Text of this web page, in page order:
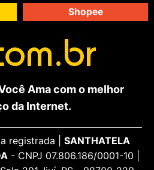
Shopee
Ama com o melhor
da Internet.
registrada | SANTHATELA
- CNPJ 07.806.186/0001-10 |